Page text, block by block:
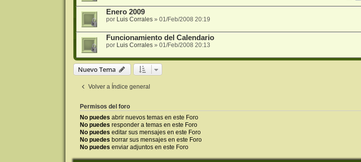
Enero 2009
por Luis Corrales» 01/Feb/2008 20:19
Funcionamiento del Calendario
por Luis Corrales» 01/Feb/2008 20:13
Nuevo Tema
Volver a Índice general
Permisos del foro
No puedes abrir nuevos temas en este Foro
No puedes responder a temas en este Foro
No puedes editar sus mensajes en este Foro
No puedes borrar sus mensajes en este Foro
No puedes enviar adjuntos en este Foro